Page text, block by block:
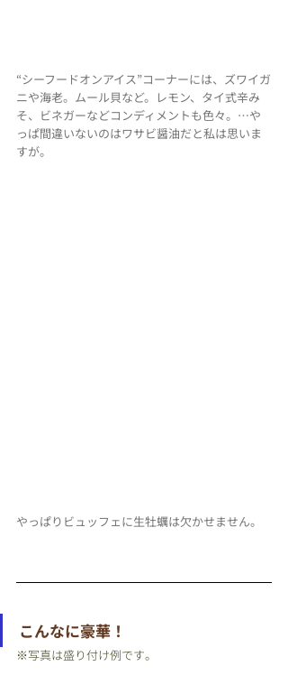
“シーフードオンアイス”コーナーには、ズワイガ
ニや海老。ムール貝など。レモン、タイ式辛み
そ、ビネガーなどコンディメントも色々。…や
っぱ間違いないのはワサビ醤油だと私は思いま
すが。
やっぱりビュッフェに生牡蠣は欠かせません。
こんなに豪華！
※写真は盛り付け例です。